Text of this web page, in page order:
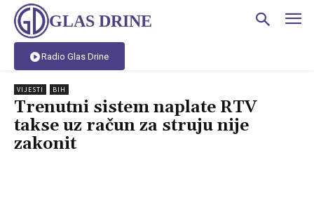
GLAS DRINE
Radio Glas Drine
VIJESTI BIH
Trenutni sistem naplate RTV
takse uz račun za struju nije
zakonit